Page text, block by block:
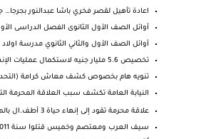
اعادة تأهيل لقصر فخري باشا عبدالنور بجرجا…
أوائل الصف الأول الثانوى الفصل الدراسى الأول 2025
أوائل الصف الأول والثاني الثانوي مدرسة
تخصيص 5.6 مليار جنيه لاستكمال عمليات الإنشاء بـ 4 ...
تنويه هام بخصوص كشف معاش كرامة
النيابة العامة تكشف سبب العلاقة المحرمة
علاقة محرمة تقود إلى إنهاء حياة 3 أطف.ال بالمنوفية 💔
سيف العرب ومعتصم وخميس قتلوا سنة 2011 وسيف الاسلام...